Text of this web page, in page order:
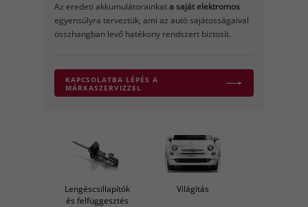
Az eredeti akkumulátorainkata saját elektromos
egyensúlyra terveztük, ami az autó sajátosságaival
összhangban levő hatékony rendszert biztosít.
KAPCSOLATBA LÉPÉS A
MÁRKASZERVIZZEL
Lengéscsillapítók
és felfüggesztés
Világítás